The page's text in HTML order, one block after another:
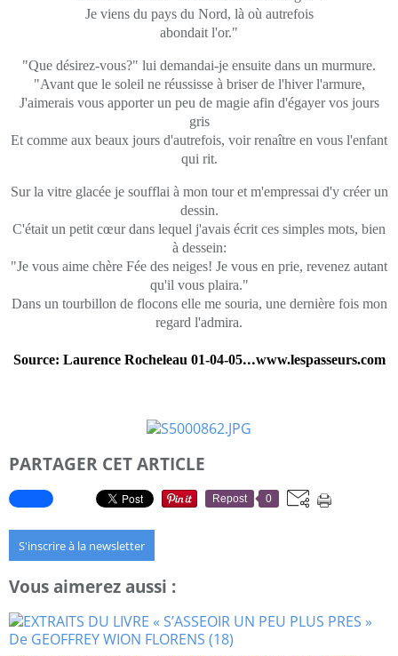
Je viens du pays du Nord, là où autrefois
abondait l'or."
"Que désirez-vous?" lui demandai-je ensuite dans un murmure.
"Avant que le soleil ne réussisse à briser de l'hiver l'armure,
J'aimerais vous apporter un peu de magie afin d'égayer vos jours
gris
Et comme aux beaux jours d'autrefois, voir renaître en vous l'enfant
qui rit.
Sur la vitre glacée je soufflai à mon tour et m'empressai d'y créer un
dessin.
C'était un petit cœur dans lequel j'avais écrit ces simples mots, bien
à dessein:
"Je vous aime chère Fée des neiges! Je vous en prie, revenez autant
qu'il vous plaira."
Dans un tourbillon de flocons elle me souria, une dernière fois mon
regard l'admira.
Source: Laurence Rocheleau 01-04-05...www.lespasseurs.com
PARTAGER CET ARTICLE
Repost 0
S'inscrire à la newsletter
Vous aimerez aussi :